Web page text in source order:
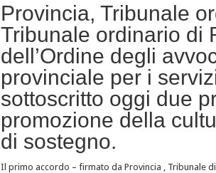
Provincia, Tribunale
Tribunale ordinario di
dell’Ordine degli
provinciale per i
sottoscritto oggi due
promozione della
di sostegno.
Il primo accordo – firmato da Provincia , Tribunale